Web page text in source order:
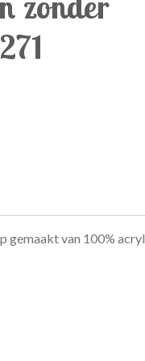
gemaakt van 100% acryl.